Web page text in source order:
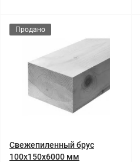
Продано
Свежепиленный брус
100x150x6000 мм